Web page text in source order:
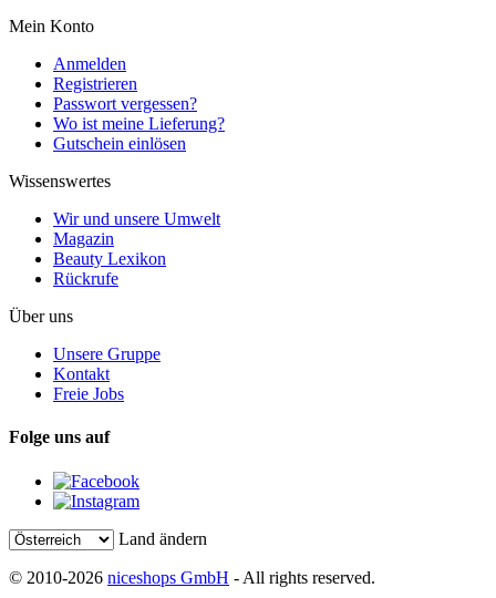
Mein Konto
Anmelden
Registrieren
Passwort vergessen?
Wo ist meine Lieferung?
Gutschein einlösen
Wissenswertes
Wir und unsere Umwelt
Magazin
Beauty Lexikon
Rückrufe
Über uns
Unsere Gruppe
Kontakt
Freie Jobs
Folge uns auf
Land ändern
© 2010-2026 niceshops GmbH - All rights reserved.